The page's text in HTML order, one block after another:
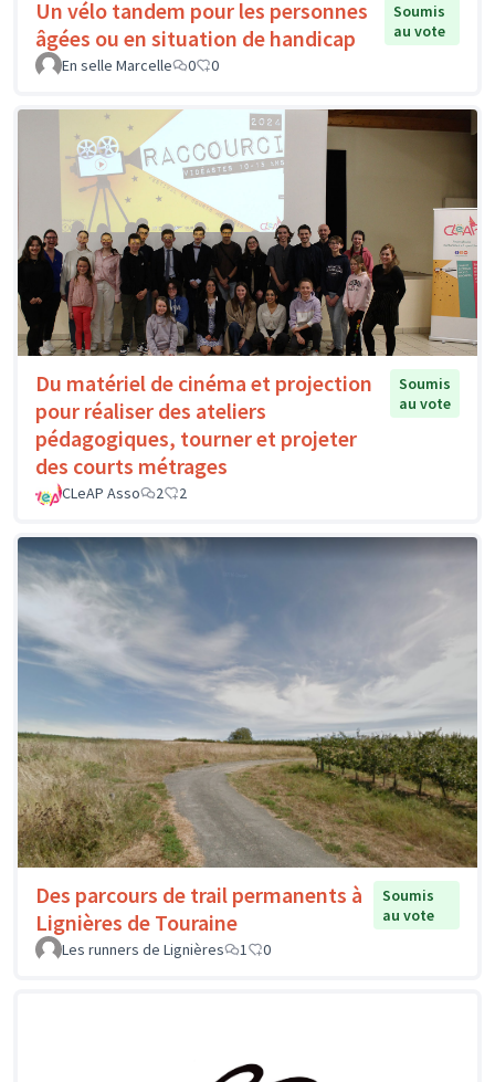
Un vélo tandem pour les personnes
âgées ou en situation de handicap
Soumis
au vote
En selle Marcelle
0 0
Du matériel de cinéma et projection
pour réaliser des ateliers
pédagogiques, tourner et projeter
des courts métrages
Soumis
au vote
CLeAP Asso 2 2
Des parcours de trail permanents à
Lignières de Touraine
Soumis
au vote
Les runners de Lignières
1 0